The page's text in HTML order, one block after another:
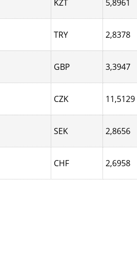
KZT 5,8961
TRY 2,8378
GBP 3,3947
CZK 11,5129
SEK 2,8656
CHF 2,6958